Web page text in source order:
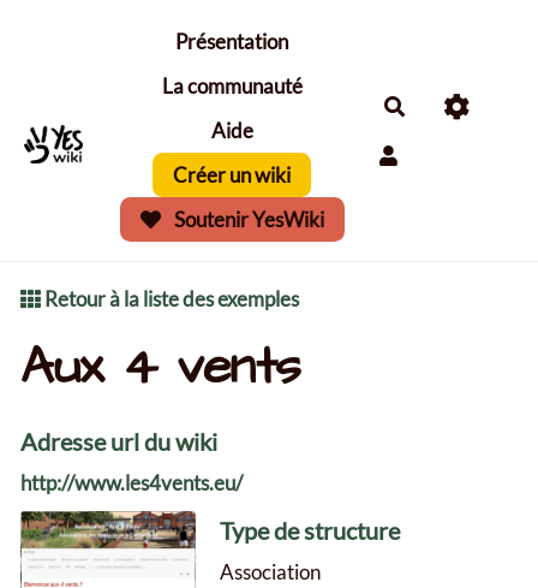
Aller au contenu principal
Présentation
La communauté
Aide
Créer un wiki
Soutenir YesWiki
Retour à la liste des exemples
Aux 4 vents
Adresse url du wiki
http://www.les4vents.eu/
Type de structure
Association